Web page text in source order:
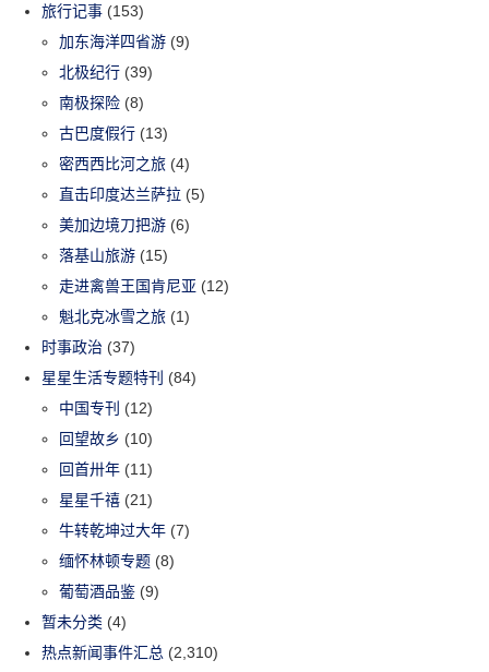
旅行记事 (153)
加东海洋四省游 (9)
北极纪行 (39)
南极探险 (8)
古巴度假行 (13)
密西西比河之旅 (4)
直击印度达兰萨拉 (5)
美加边境刀把游 (6)
落基山旅游 (15)
走进禽兽王国肯尼亚 (12)
魁北克冰雪之旅 (1)
时事政治 (37)
星星生活专题特刊 (84)
中国专刊 (12)
回望故乡 (10)
回首卅年 (11)
星星千禧 (21)
牛转乾坤过大年 (7)
缅怀林顿专题 (8)
葡萄酒品鉴 (9)
暂未分类 (4)
热点新闻事件汇总 (2,310)